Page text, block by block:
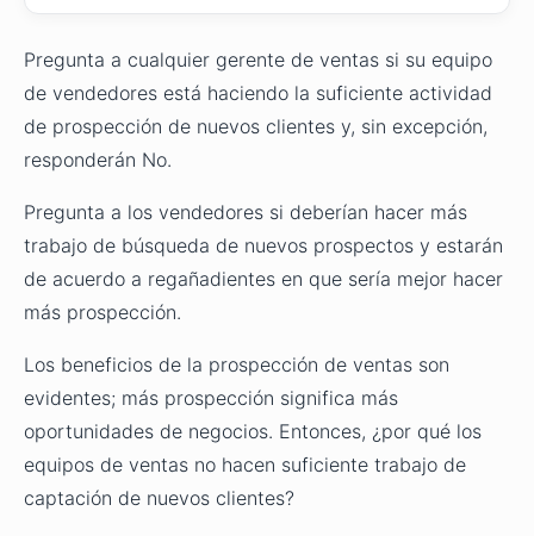
Pregunta a cualquier gerente de ventas si su equipo
de vendedores está haciendo la suficiente actividad
de prospección de nuevos clientes y, sin excepción,
responderán No.
Pregunta a los vendedores si deberían hacer más
trabajo de búsqueda de nuevos prospectos y estarán
de acuerdo a regañadientes en que sería mejor hacer
más prospección.
Los beneficios de la prospección de ventas son
evidentes; más prospección significa más
oportunidades de negocios. Entonces, ¿por qué los
equipos de ventas no hacen suficiente trabajo de
captación de nuevos clientes?